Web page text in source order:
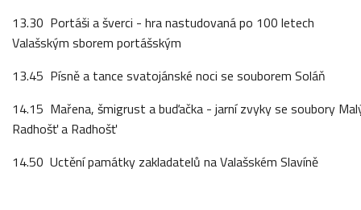
13.30 Portáši a šverci - hra nastudovaná po 100 letech
Valašským sborem portášským
13.45 Písně a tance svatojánské noci se souborem Soláň
14.15 Mařena, šmigrust a buďačka - jarní zvyky se soubory
Radhošť a Radhošť
14.50 Uctění památky zakladatelů na Valašském Slavíně